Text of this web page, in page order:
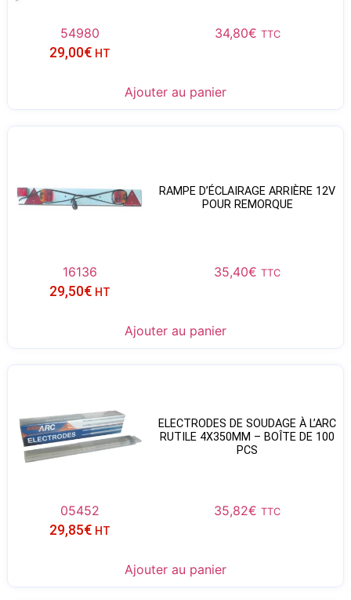
54980 34,80€ TTC
29,00€ HT
Ajouter au panier
RAMPE D’ÉCLAIRAGE ARRIÈRE 12V
POUR REMORQUE
16136 35,40€ TTC
29,50€ HT
Ajouter au panier
ELECTRODES DE SOUDAGE À L’ARC
RUTILE 4X350MM – BOÎTE DE 100
PCS
05452 35,82€ TTC
29,85€ HT
Ajouter au panier